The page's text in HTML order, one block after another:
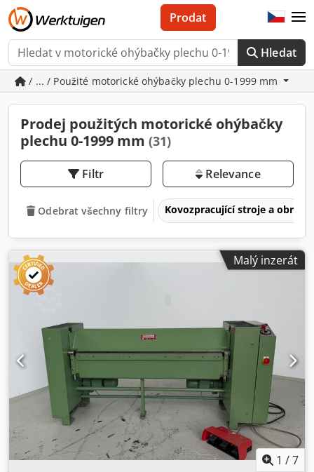
Hledat
Prodat
/ ... / Použité motorické ohýbačky plechu 0-1999 mm
Prodej použitých motorické ohýbačky
plechu 0-1999 mm (31)
Filtr Relevance
Odebrat všechny filtry Kovozpracující stroje a
Malý inzerát
1 /7